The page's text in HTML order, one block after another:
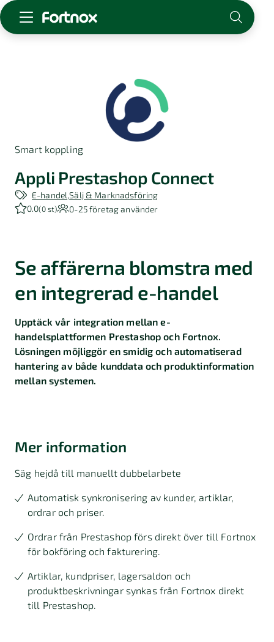
För redovisningsbyrån
Kunskap & inspiration
Logga in
Om Fortnox
Karriär
Kontakt
Smart koppling
Appli Prestashop Connect
E-handel Sälj & Marknadsföring
0.0(0 st) 0-25företag använder
Se affärerna blomstra med
en integrerad e-handel
Upptäck vår integration mellan e-
handelsplattformen Prestashop och Fortnox.
Lösningen möjliggör en smidig och automatiserad
hantering av både kunddata och produktinformation
mellan systemen.
Mer information
Säg hejdå till manuellt dubbelarbete
Automatisk synkronisering av kunder, artiklar,
ordrar och priser.
Ordrar från Prestashop förs direkt över till Fortnox
för bokföring och fakturering.
Artiklar, kundpriser, lagersaldon och
produktbeskrivningar synkas från Fortnox direkt
till Prestashop.